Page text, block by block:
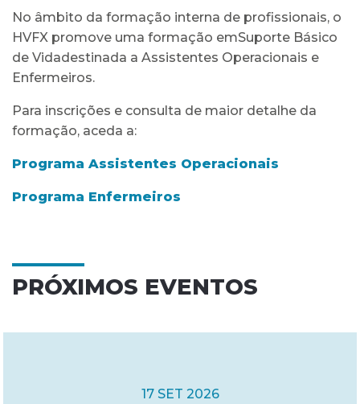
No âmbito da formação interna de profissionais, o
HVFX promove uma formação emSuporte Básico
de Vidadestinada a Assistentes Operacionais e
Enfermeiros.
Para inscrições e consulta de maior detalhe da
formação, aceda a:
Programa Assistentes Operacionais
Programa Enfermeiros
PRÓXIMOS EVENTOS
17 SET 2026